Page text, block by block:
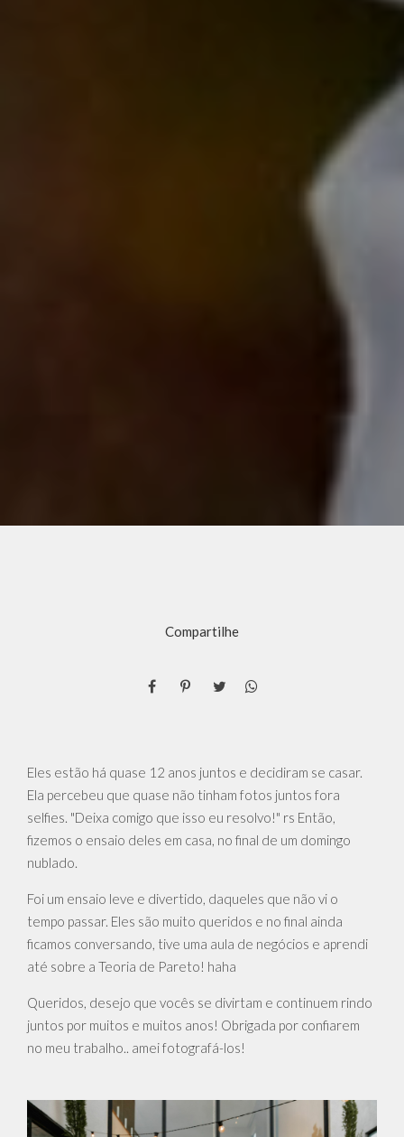
Compartilhe
Eles estão há quase 12 anos juntos e decidiram se casar.
Ela percebeu que quase não tinham fotos juntos fora
selfies. "Deixa comigo que isso eu resolvo!" rs Então,
fizemos o ensaio deles em casa, no final de um domingo
nublado.
Foi um ensaio leve e divertido, daqueles que não vi o
tempo passar. Eles são muito queridos e no final ainda
ficamos conversando, tive uma aula de negócios e aprendi
até sobre a Teoria de Pareto! haha
Queridos, desejo que vocês se divirtam e continuem rindo
juntos por muitos e muitos anos! Obrigada por confiarem
no meu trabalho.. amei fotografá-los!